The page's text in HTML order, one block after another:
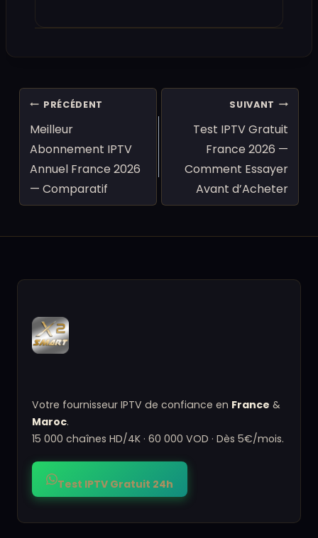
Navigation
l’article
PRÉCÉDENT
Meilleur
Abonnement IPTV
Annuel France 2026
— Comparatif
SUIVANT
Test IPTV Gratuit
France 2026 —
Comment Essayer
Avant d’Acheter
Votre fournisseur IPTV de confiance en France &
Maroc.
15 000 chaînes HD/4K · 60 000 VOD · Dès 5€/mois.
Test IPTV Gratuit 24h